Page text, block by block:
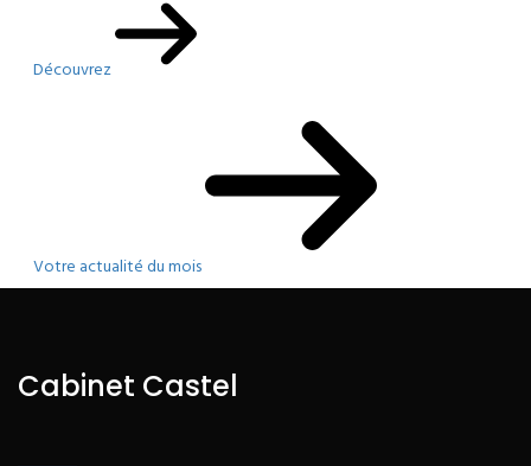
Découvrez
Votre actualité du mois
Cabinet Castel